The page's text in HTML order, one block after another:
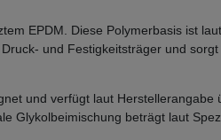
EPDM. Diese Polymerbasis ist
und Festigkeitsträger und
und verfügt laut
Glykolbeimischung beträgt laut